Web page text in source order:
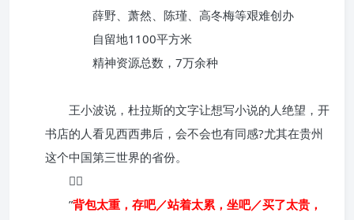
薛野、萧然、陈瑾、高冬梅等艰难创办
自留地1100平方米
精神资源总数，7万余种
王小波说，杜拉斯的文字让想写小说的人绝望，开
书店的人看见西西弗后，会不会也有同感?尤其在贵州
这个中国第三世界的省份。

”背包太重，存吧／站着太累，坐吧／买了太贵，